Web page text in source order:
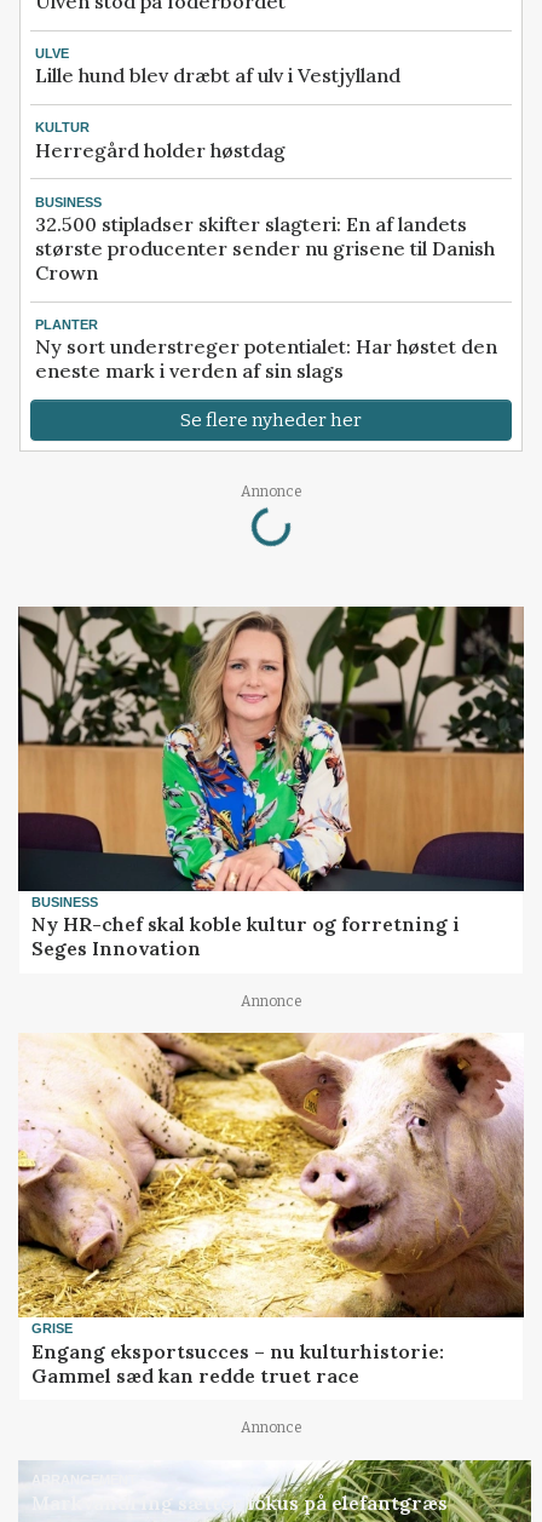
ULVE
Lille hund blev dræbt af ulv i Vestjylland
KULTUR
Herregård holder høstdag
BUSINESS
32.500 stipladser skifter slagteri: En af landets
største producenter sender nu grisene til Danish
Crown
PLANTER
Ny sort understreger potentialet: Har høstet den
eneste mark i verden af sin slags
Se flere nyheder her
Annonce
Loading...
BUSINESS
Ny HR-chef skal koble kultur og forretning i
Seges Innovation
Annonce
GRISE
Engang eksportsucces – nu kulturhistorie:
Gammel sæd kan redde truet race
Annonce
ARRANGEMENT
Markvandring sætter fokus på elefantgræs